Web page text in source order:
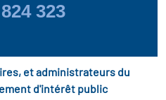
323
et administrateurs du
d'intérêt public